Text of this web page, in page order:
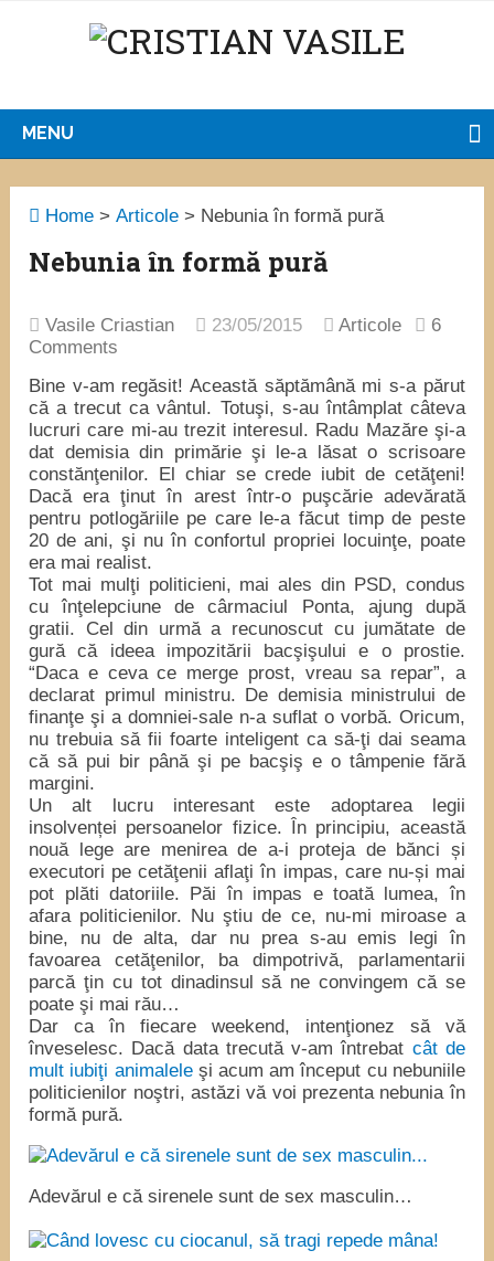
MENU
Home >Articole > Nebunia în formă pură
Nebunia în formă pură
Vasile Criastian 23/05/2015 Articole
6
Comments
Bine v-am regăsit! Această săptămână mi s-a părut
că a trecut ca vântul. Totuşi, s-au întâmplat câteva
lucruri care mi-au trezit interesul. Radu Mazăre şi-a
dat demisia din primărie şi le-a lăsat o scrisoare
constănţenilor. El chiar se crede iubit de cetăţeni!
Dacă era ţinut în arest într-o puşcărie adevărată
pentru potlogăriile pe care le-a făcut timp de peste
20 de ani, şi nu în confortul propriei locuinţe, poate
era mai realist.
Tot mai mulţi politicieni, mai ales din PSD, condus
cu înţelepciune de cârmaciul Ponta, ajung după
gratii. Cel din urmă a recunoscut cu jumătate de
gură că ideea impozitării bacşişului e o prostie.
“Daca e ceva ce merge prost, vreau sa repar”, a
declarat primul ministru. De demisia ministrului de
finanţe şi a domniei-sale n-a suflat o vorbă. Oricum,
nu trebuia să fii foarte inteligent ca să-ţi dai seama
că să pui bir până şi pe bacşiş e o tâmpenie fără
margini.
Un alt lucru interesant este adoptarea legii
insolvenței persoanelor fizice. În principiu, această
nouă lege are menirea de a-i proteja de bănci și
executori pe cetăţenii aflaţi în impas, care nu-și mai
pot plăti datoriile. Păi în impas e toată lumea, în
afara politicienilor. Nu ştiu de ce, nu-mi miroase a
bine, nu de alta, dar nu prea s-au emis legi în
favoarea cetăţenilor, ba dimpotrivă, parlamentarii
parcă ţin cu tot dinadinsul să ne convingem că se
poate şi mai rău…
Dar ca în fiecare weekend, intenţionez să vă
înveselesc. Dacă data trecută v-am întrebat cât de
mult iubiţi animaleleşi acum am început cu nebuniile
politicienilor noştri, astăzi vă voi prezenta nebunia în
formă pură.
Adevărul e că sirenele sunt de sex masculin…